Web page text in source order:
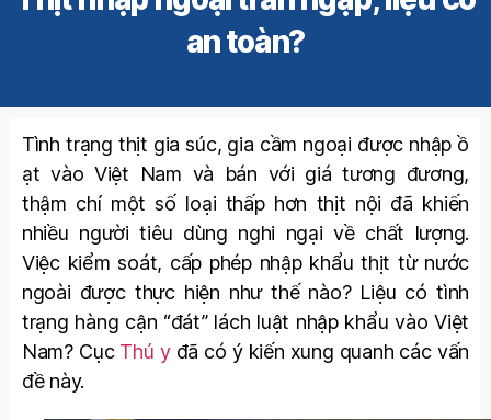
an toàn?
Tình trạng thịt gia súc, gia cầm ngoại được nhập ồ
ạt vào Việt Nam và bán với giá tương đương,
thậm chí một số loại thấp hơn thịt nội đã khiến
nhiều người tiêu dùng nghi ngại về chất lượng.
Việc kiểm soát, cấp phép nhập khẩu thịt từ nước
ngoài được thực hiện như thế nào? Liệu có tình
trạng hàng cận “đát” lách luật nhập khẩu vào Việt
Nam? Cục Thú yđã có ý kiến xung quanh các vấn
đề này.